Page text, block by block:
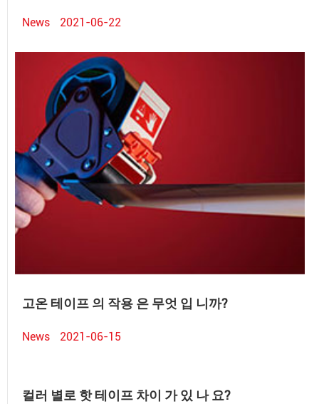
News 2021-06-22
고온 테이프 의 작용 은 무엇 입 니까?
News 2021-06-15
컬러 별로 핫 테이프 차이 가 있 나 요?